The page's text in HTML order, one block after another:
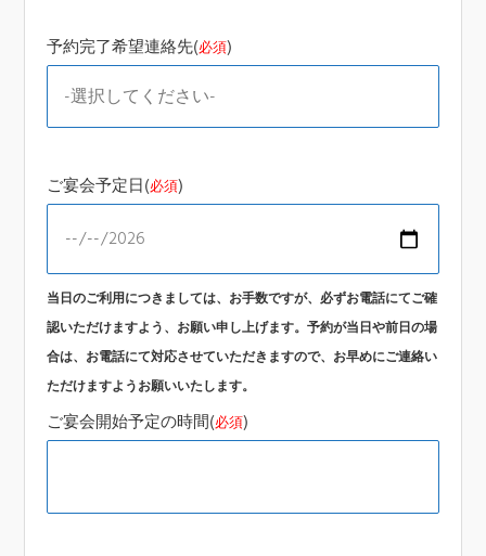
予約完了希望連絡先(必須)
ご宴会予定日(必須)
当日のご利用につきましては、お手数ですが、必ずお電話にてご確
認いただけますよう、お願い申し上げます。予約が当日や前日の場
合は、お電話にて対応させていただきますので、お早めにご連絡い
ただけますようお願いいたします。
ご宴会開始予定の時間(必須)